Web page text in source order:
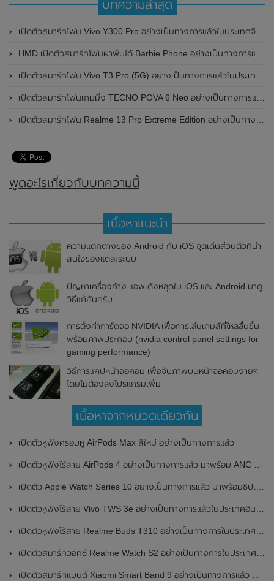
บทความล่าสุด
เปิดตัวสมาร์ทโฟน Vivo Y300 Pro อย่างเป็นทางการแล้วในประเทศจีน มาพร้อมดีไซน์พรีเมี่ยม ทนทาน และแบตเตอรี่สุดอึดขนาดใหญ่ 6,500mAh พร้อมรองรับการชาร์จไว 80W
HMD เปิดตัวสมาร์ทโฟนฝาพับได้ Barbie Phone อย่างเป็นทางการแล้ว มาพร้อมธีมสีชมพูสดใส
เปิดตัวสมาร์ทโฟน Vivo T3 Pro (5G) อย่างเป็นทางการแล้วในประเทศอินเดีย
เปิดตัวสมาร์ทโฟนเกมมิ่ง TECNO POVA 6 Neo อย่างเป็นทางการแล้วในประเทศไทย ในราคา 8,499 บาท
เปิดตัวสมาร์ทโฟน Realme 13 Pro Extreme Edition อย่างเป็นทางการแล้วในประเทศจีน
พูดอะไรเกี่ยวกับบทความนี้
เนื้อหาแนะนำ
ความแตกต่างของ Android กับ iOS จุดเด่นส่วนตัวที่น่า
สนใจของแต่ละระบบ
ปัญหาเครื่องค้าง แอพเด้งหลุดใน iOS และ Android มาดู
วิธีแก้กันครับ
การตั้งค่าการ์ดจอ NVIDIA เพื่อการเล่นเกมส์ที่ไหลลื่นขึ้น
พร้อมภาพประกอบ (nvidia control panel settings for
gaming performance)
วิธีการแคปหน้าจอคอม เพื่อจับภาพบนหน้าจอคอมง่ายๆ
โดยไม่ต้องลงโปรแกรมเพิ่ม
เนื้อหาจากหมวดเดียวกัน
เปิดตัวหูฟังครอบหู AirPods Max สีใหม่ อย่างเป็นทางการแล้ว
เปิดตัวหูฟังไร้สาย AirPods 4 อย่างเป็นทางการแล้ว มาพร้อม ANC และฟีเจอร์ใหม่มากมาย
เปิดตัว Apple Watch Series 10 อย่างเป็นทางการแล้ว มาพร้อมชิปเซ็ตรุ่น S10
เปิดตัวหูฟังไร้สาย Vivo TWS 3e อย่างเป็นทางการแล้วในประเทศอินเดีย มาพร้อมระบบตัดเสียงรบกวน ANC ที่ 30dB , ป้องกันฝุ่นและกันน้ำที่ระดับ IP54 , แบตเตอรี่สามารถใช้งานนานสูงสุด 36 ชั่วโมง
เปิดตัวหูฟังไร้สาย Realme Buds T310 อย่างเป็นทางการในประเทศอินเดีย มาพร้อมระบบตัดเสียงรบกวน ANC สูงสุด 46dB , เสียงรอบทิศทาง 360 องศา , แบตเตอรี่สามารถใช้งานได้นานสูงสุด 40 ชั่วโมง
เปิดตัวสมาร์ทวอทช์ Realme Watch S2 อย่างเป็นทางการในประเทศอินเดีย มาพร้อมตัวเรือนสแตนเลสสตีล , หน้าจอแสดงผล AMOLED ขนาด 1.43 นิ้ว , แบตเตอรี่ขนาดใหญ่ใช้งานได้นาน 20 วัน และรองรับคำสั่งเสียง Super AI Engine ที่ขับเคลื่อนโดย ChatGPT
เปิดตัวสมาร์ทแบนด์ Xiaomi Smart Band 9 อย่างเป็นทางการแล้ว มาพร้อมหน้าจอ AMOLED ขนาด 1.62 นิ้ว , ตัวเรือนเป็นโลหะ และแบตเตอรี่สุดอึดสามารถใช้งานได้นานถึง 21 วัน